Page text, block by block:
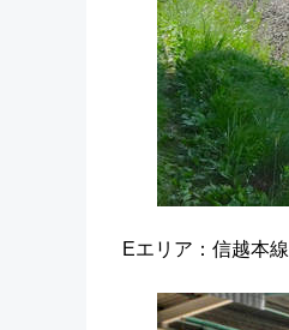
Eエリア：信越本線